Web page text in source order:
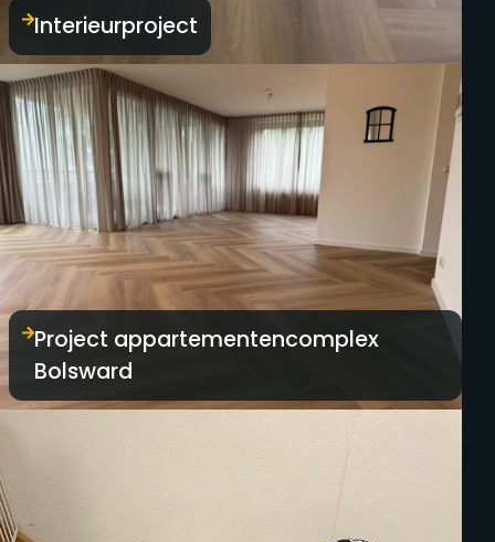
Interieurproject
Project appartementencomplex
Bolsward